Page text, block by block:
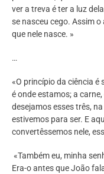
ver a treva é ter a luz
se nasceu cego. Assim
que nele nasce. »
…
«O princípio da ciência é
é onde estamos; a
desejamos esses três,
estivemos para ser. E
convertêssemos nele,
«Também eu, minha
Era-o antes que João